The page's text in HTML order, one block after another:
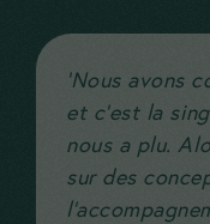
‘Nous avons
et c’est la
nous a plu.
sur des